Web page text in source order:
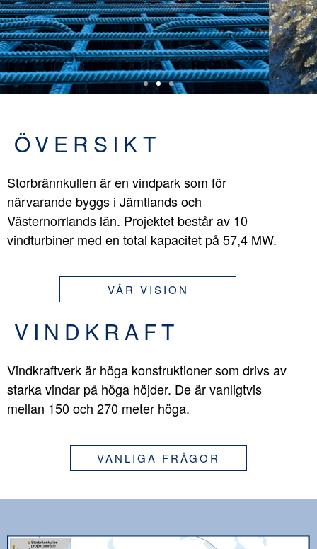
ÖVERSIKT
Storbrännkullen är en vindpark som för
närvarande byggs i Jämtlands och
Västernorrlands län. Projektet består av 10
vindturbiner med en total kapacitet på 57,4 MW.
VÅR VISION
VINDKRAFT
Vindkraftverk är höga konstruktioner som drivs av
starka vindar på höga höjder. De är vanligtvis
mellan 150 och 270 meter höga.
VANLIGA FRÅGOR